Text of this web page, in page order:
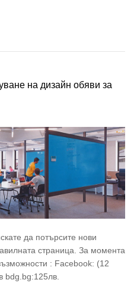
на дизайн обяви за
да потърсите нови
страница. За момента
: Facebook: (12
bdg.bg:125лв.